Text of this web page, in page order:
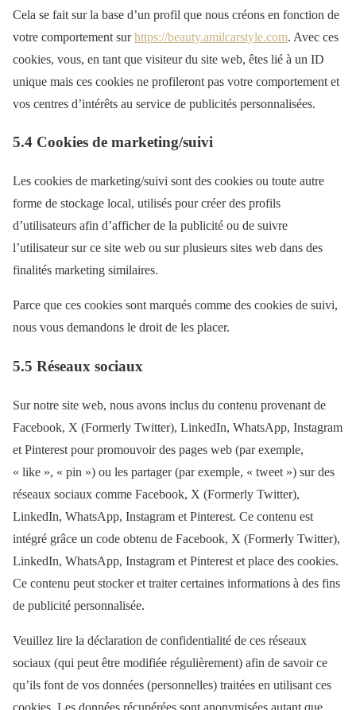
Cela se fait sur la base d’un profil que nous créons en fonction de
votre comportement surhttps://beauty.amilcarstyle.com. Avec ces
cookies, vous, en tant que visiteur du site web, êtes lié à un ID
unique mais ces cookies ne profileront pas votre comportement et
vos centres d’intérêts au service de publicités personnalisées.
5.4 Cookies de marketing/suivi
Les cookies de marketing/suivi sont des cookies ou toute autre
forme de stockage local, utilisés pour créer des profils
d’utilisateurs afin d’afficher de la publicité ou de suivre
l’utilisateur sur ce site web ou sur plusieurs sites web dans des
finalités marketing similaires.
Parce que ces cookies sont marqués comme des cookies de suivi,
nous vous demandons le droit de les placer.
5.5 Réseaux sociaux
Sur notre site web, nous avons inclus du contenu provenant de
Facebook, X (Formerly Twitter), LinkedIn, WhatsApp, Instagram
et Pinterest pour promouvoir des pages web (par exemple,
« like », « pin ») ou les partager (par exemple, « tweet ») sur des
réseaux sociaux comme Facebook, X (Formerly Twitter),
LinkedIn, WhatsApp, Instagram et Pinterest. Ce contenu est
intégré grâce un code obtenu de Facebook, X (Formerly Twitter),
LinkedIn, WhatsApp, Instagram et Pinterest et place des cookies.
Ce contenu peut stocker et traiter certaines informations à des fins
de publicité personnalisée.
Veuillez lire la déclaration de confidentialité de ces réseaux
sociaux (qui peut être modifiée régulièrement) afin de savoir ce
qu’ils font de vos données (personnelles) traitées en utilisant ces
cookies. Les données récupérées sont anonymisées autant que